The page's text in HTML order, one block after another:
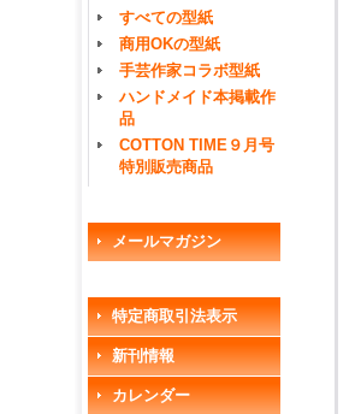
すべての型紙
商用OKの型紙
手芸作家コラボ型紙
ハンドメイド本掲載作
品
COTTON TIME９月号
特別販売商品
メールマガジン
特定商取引法表示
新刊情報
カレンダー